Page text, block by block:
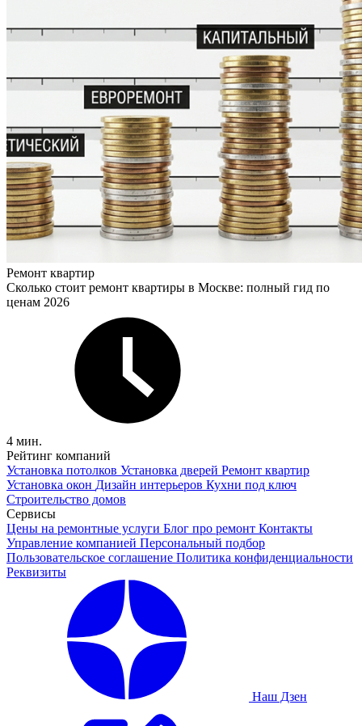
Ремонт квартир
Сколько стоит ремонт квартиры в Москве: полный гид по
ценам 2026
4 мин.
Рейтинг компаний
Установка потолков Установка дверей Ремонт квартир
Установка окон Дизайн интерьеров Кухни под ключ
Строительство домов
Сервисы
Цены на ремонтные услуги Блог про ремонт Контакты
Управление компанией Персональный подбор
Пользовательское соглашение Политика конфиденциальности
Реквизиты
Наш Дзен